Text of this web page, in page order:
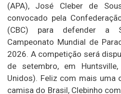
(APA), José Cleber de
convocado pela
(CBC) para defender a
Campeonato Mundial de
2026. A competição será
de setembro, em
Unidos). Feliz com mais uma
camisa do Brasil, Clebinho